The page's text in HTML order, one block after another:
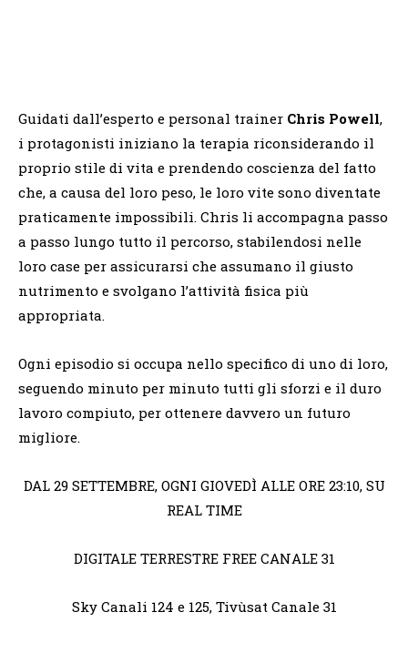
Guidati dall’esperto e personal trainer Chris Powell,
i protagonisti iniziano la terapia riconsiderando il
proprio stile di vita e prendendo coscienza del fatto
che, a causa del loro peso, le loro vite sono diventate
praticamente impossibili. Chris li accompagna passo
a passo lungo tutto il percorso, stabilendosi nelle
loro case per assicurarsi che assumano il giusto
nutrimento e svolgano l’attività fisica più
appropriata.
Ogni episodio si occupa nello specifico di uno di loro,
seguendo minuto per minuto tutti gli sforzi e il duro
lavoro compiuto, per ottenere davvero un futuro
migliore.
DAL 29 SETTEMBRE, OGNI GIOVEDÌ ALLE ORE 23:10, SU
REAL TIME
DIGITALE TERRESTRE FREE CANALE 31
Sky Canali 124 e 125, Tivùsat Canale 31